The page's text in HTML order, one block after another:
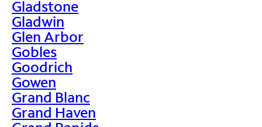
Gladstone
Gladwin
Glen Arbor
Gobles
Goodrich
Gowen
Grand Blanc
Grand Haven